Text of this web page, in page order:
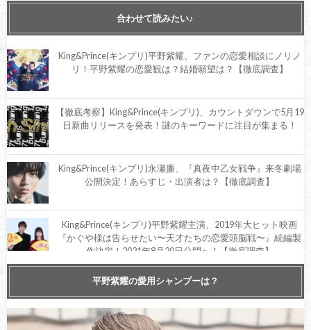
合わせて読みたい♪
King&Prince(キンプリ)平野紫耀、ファンの恋愛相談にノリノ
リ！平野紫耀の恋愛観は？結婚願望は？【徹底調査】
【徹底考察】King&Prince(キンプリ)、カウントダウンで5月19
日新曲リリースを発表！謎のキーワードに注目が集まる！
King&Prince(キンプリ)永瀬廉、『真夜中乙女戦争』来冬劇場
公開決定！あらすじ・出演者は？【徹底調査】
King&Prince(キンプリ)平野紫耀主演、2019年大ヒット映画
『かぐや様は告らせたい〜天才たちの恋愛頭脳戦〜』続編製
作決定！2021年8月20日公開へ！【徹底調査】
King&Prince(キンプリ)にも冠番組を！ティアラから熱い要望
が寄せられる！【SNSで話題】
平野紫耀の愛用シャンプーは？